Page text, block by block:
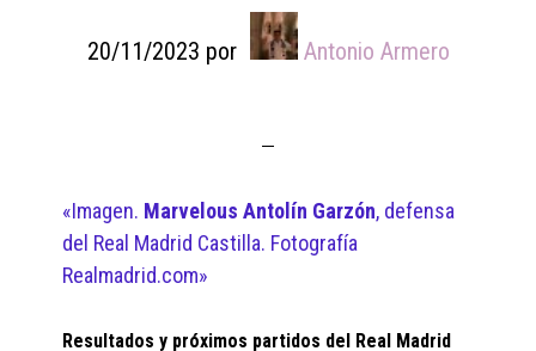
20/11/2023 por Antonio Armero
«Imagen. Marvelous Antolín Garzón, defensa
del Real Madrid Castilla. Fotografía
Realmadrid.com»
Resultados y próximos partidos del Real Madrid